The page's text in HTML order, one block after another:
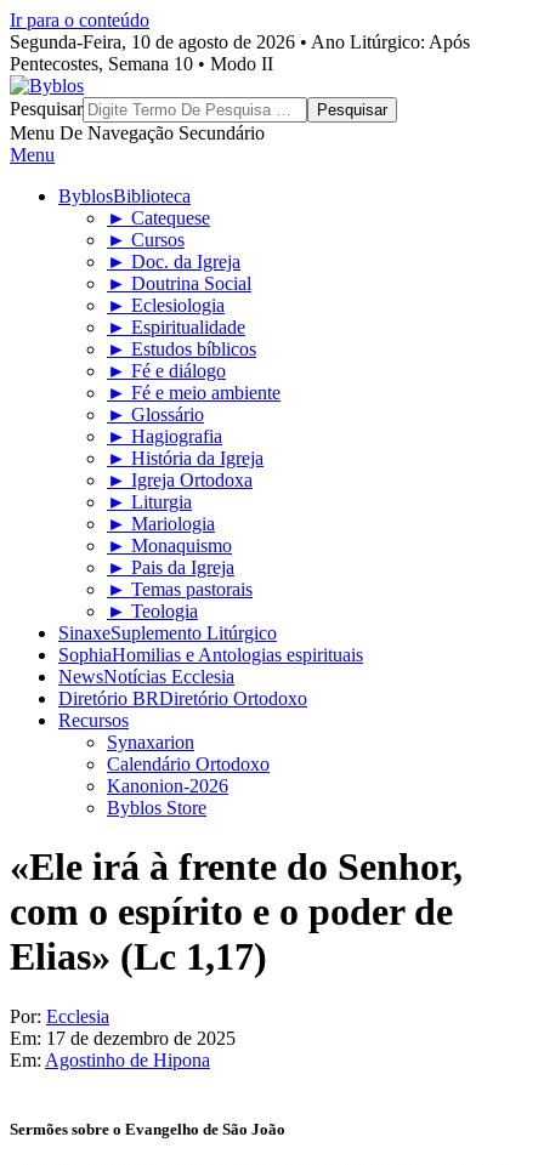
Ir para o conteúdo
Segunda-Feira, 10 de agosto de 2026 • Ano Litúrgico: Após
Pentecostes, Semana 10 • Modo II
Byblos
Pesquisar
Menu De Navegação Secundário
Menu
ByblosBiblioteca
► Catequese
► Cursos
► Doc. da Igreja
► Doutrina Social
► Eclesiologia
► Espiritualidade
► Estudos bíblicos
► Fé e diálogo
► Fé e meio ambiente
► Glossário
► Hagiografia
► História da Igreja
► Igreja Ortodoxa
► Liturgia
► Mariologia
► Monaquismo
► Pais da Igreja
► Temas pastorais
► Teologia
SinaxeSuplemento Litúrgico
SophiaHomilias e Antologias espirituais
NewsNotícias Ecclesia
Diretório BRDiretório Ortodoxo
Recursos
Synaxarion
Calendário Ortodoxo
Kanonion-2026
Byblos Store
«Ele irá à frente do Senhor,
com o espírito e o poder de
Elias» (Lc 1,17)
Por: Ecclesia
Em: 17 de dezembro de 2025
Em: Agostinho de Hipona
Sermões sobre o Evangelho de São João